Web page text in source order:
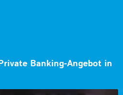
Banking-Angebot in